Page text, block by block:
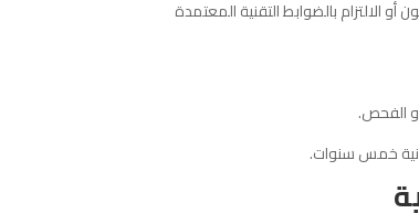
الالتزام بالضوابط التقنية المعتمدة
أو الفحص.
خمس سنوات.